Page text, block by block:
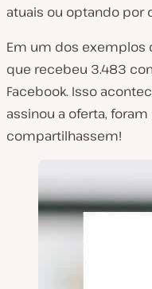
atuais ou optando por
Em um dos exemplos
que recebeu 3.483
Facebook. Isso
assinou a oferta,
compartilhassem!